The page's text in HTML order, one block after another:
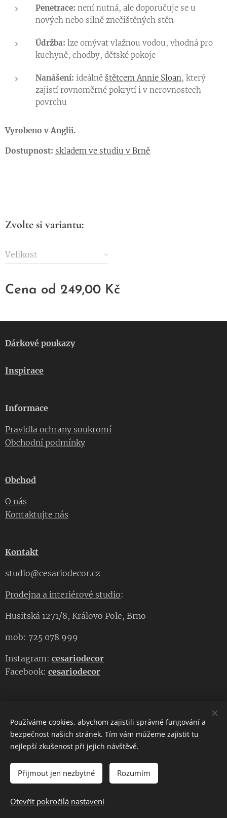
Penetrace: není nutná, ale doporučuje se u
nových nebo silně znečištěných stěn
Údržba: lze omývat vlažnou vodou, vhodná pro
kuchyně, chodby, dětské pokoje
Nanášení: ideálně štětcem Annie Sloan, který
zajistí rovnoměrné pokrytí i v nerovnostech
povrchu
Vyrobeno v Anglii.
Dostupnost: skladem ve studiu v Brně
Zvolte si variantu:
Velikost
Cena od 249,00 Kč
DO KOŠÍKU
Dárkové poukazy
Inspirace
Informace
Pravidla ochrany soukromí
Obchodní podmínky
Obchod
O nás
Kontaktujte nás
Kontakt
studio@cesariodecor.cz
Prodejna a interiérové studio:
Husitská 1271/8, Královo Pole, Brno
mob: 725 078 999
Instagram: cesariodecor
Facebook: cesariodecor
CESARIO DECOR
Copyright 2023CESARIO DECOR. Všechna práva vyhrazena.
Cookies
Používáme cookies, abychom zajistili správné fungování a
bezpečnost našich stránek. Tím vám můžeme zajistit tu
nejlepší zkušenost při jejich návštěvě.
Přijmout jen nezbytné Rozumím
Otevřít pokročilá nastavení